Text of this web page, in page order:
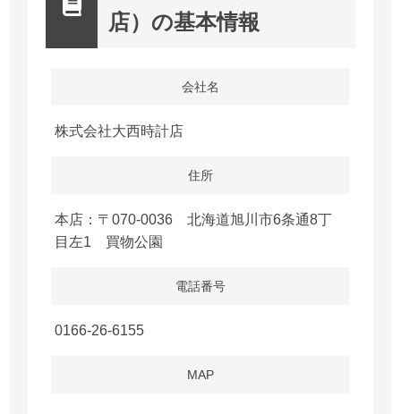
店）の基本情報
会社名
株式会社大西時計店
住所
本店：〒070-0036 北海道旭川市6条通8丁
目左1 買物公園
電話番号
0166-26-6155
MAP